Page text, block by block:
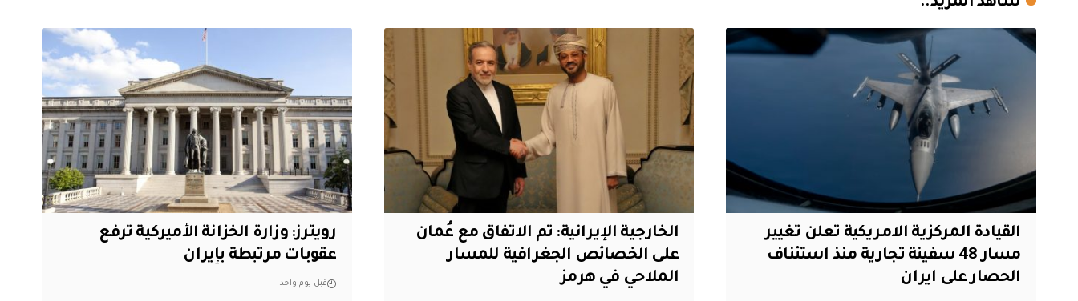
القيادة المركزية الامريكية تعلن تغيير
مسار 48 سفينة تجارية منذ استئناف
الحصار على ايران
‏الخارجية الإيرانية: تم الاتفاق مع عُمان
على الخصائص الجغرافية للمسار
الملاحي في هرمز
‏رويترز: وزارة الخزانة الأميركية ترفع
عقوبات مرتبطة بإيران
قبل يوم واحد